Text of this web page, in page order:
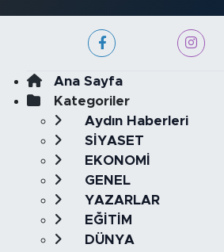
Ana Sayfa
Kategoriler
Aydın Haberleri
SİYASET
EKONOMİ
GENEL
YAZARLAR
EĞİTİM
DÜNYA